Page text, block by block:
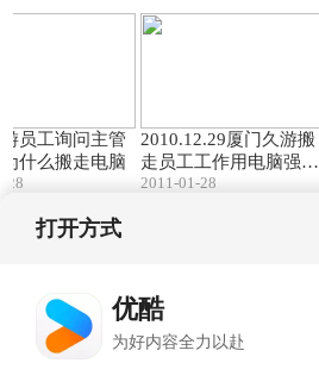
员工询问主管
什么搬走电脑
28
2010.12.29厦门久游搬
走员工工作用电脑强迫
签解除劳动合同协议书
2011-01-28
打开方式
优酷
为好内容全力以赴